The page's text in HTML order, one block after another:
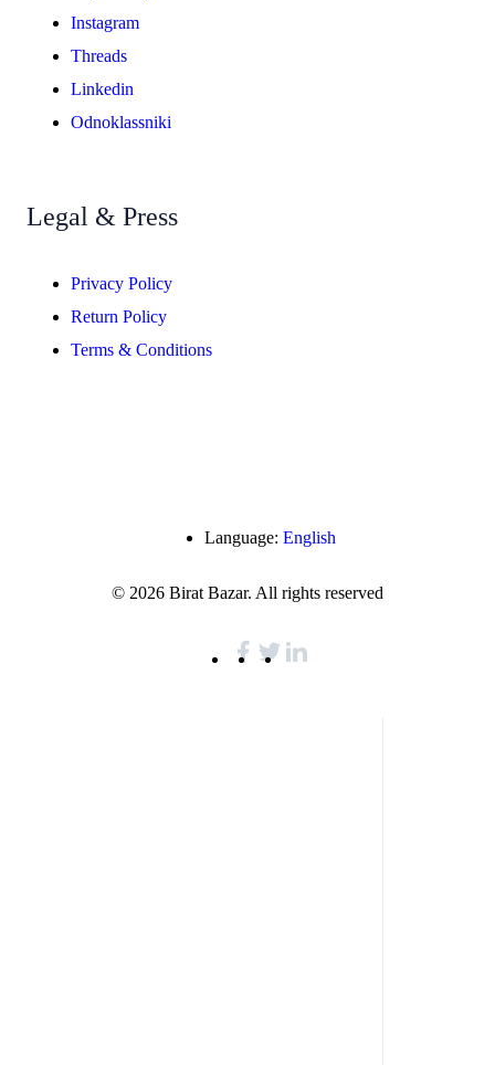
Instagram
Threads
Linkedin
Odnoklassniki
Legal & Press
Privacy Policy
Return Policy
Terms & Conditions
Language: English
© 2026 Birat Bazar. All rights reserved